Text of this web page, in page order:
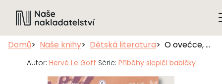
Domů Naše knihy Dětská literatura O ovečce, která nemohla usnout
Autor: Hervé Le Goff Série: Příběhy slepičí babičky